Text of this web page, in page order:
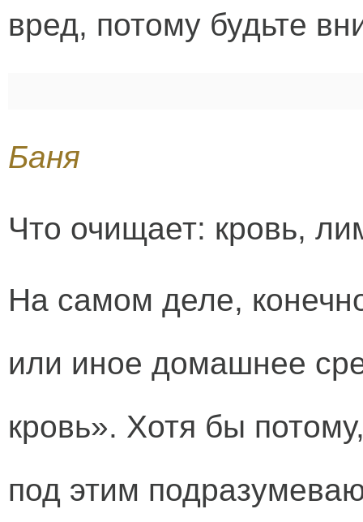
вред, потому будьте
Баня
Что очищает: кровь,
На самом деле,
или иное домашнее
кровь». Хотя бы
под этим